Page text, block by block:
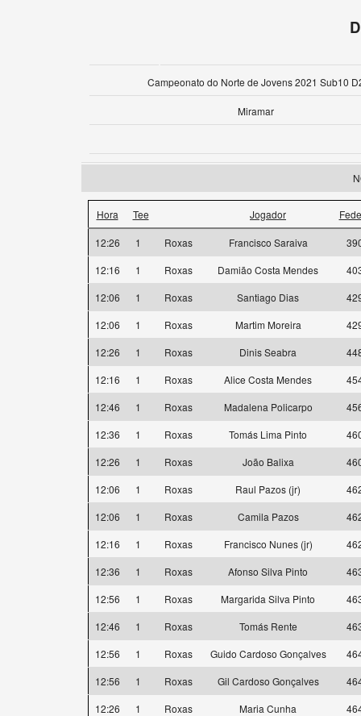
Campeonato do Norte de Jovens 2021 Sub10
Miramar
Hora Tee Jogador
12:26 1 Roxas Francisco Saraiva
12:16
1 Roxas Damião Costa Mendes
12:06
1 Roxas Santiago Dias
12:06
1 Roxas Martim Moreira
12:26
1 Roxas Dinis Seabra
12:16
1 Roxas Alice Costa Mendes
12:46
1 Roxas Madalena Policarpo
12:36
1 Roxas Tomás Lima Pinto
12:26
1 Roxas João Balixa
12:06
1 Roxas Raul Pazos (jr)
12:06
1 Roxas Camila Pazos
12:16
1 Roxas Francisco Nunes (jr)
12:36
1 Roxas Afonso Silva Pinto
12:56
1 Roxas Margarida Silva Pinto
12:46
1 Roxas Tomás Rente
12:56
1 Roxas Guido Cardoso Gonçalves
12:56
1 Roxas Gil Cardoso Gonçalves
12:26
1 Roxas Maria Cunha